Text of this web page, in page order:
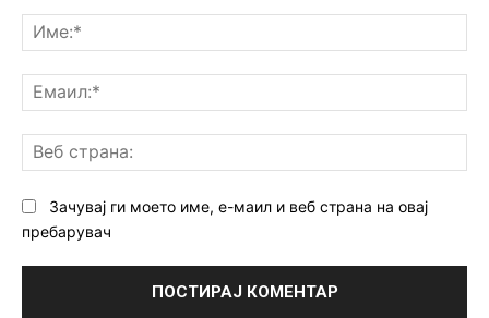
Зачувај ги моето име, е-маил и веб страна на овај
пребарувач